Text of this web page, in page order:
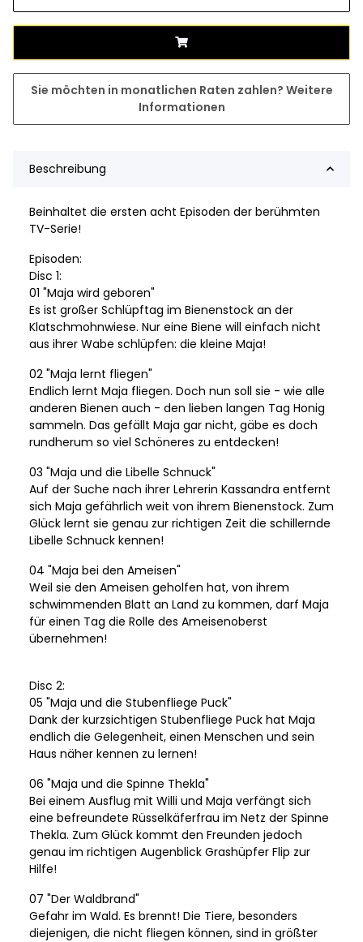
Sie möchten in monatlichen Raten zahlen? Weitere
Informationen
Beschreibung
Beinhaltet die ersten acht Episoden der berühmten
TV-Serie!
Episoden:
Disc 1:
01 "Maja wird geboren"
Es ist großer Schlüpftag im Bienenstock an der
Klatschmohnwiese. Nur eine Biene will einfach nicht
aus ihrer Wabe schlüpfen: die kleine Maja!
02 "Maja lernt fliegen"
Endlich lernt Maja fliegen. Doch nun soll sie - wie alle
anderen Bienen auch - den lieben langen Tag Honig
sammeln. Das gefällt Maja gar nicht, gäbe es doch
rundherum so viel Schöneres zu entdecken!
03 "Maja und die Libelle Schnuck"
Auf der Suche nach ihrer Lehrerin Kassandra entfernt
sich Maja gefährlich weit von ihrem Bienenstock. Zum
Glück lernt sie genau zur richtigen Zeit die schillernde
Libelle Schnuck kennen!
04 "Maja bei den Ameisen"
Weil sie den Ameisen geholfen hat, von ihrem
schwimmenden Blatt an Land zu kommen, darf Maja
für einen Tag die Rolle des Ameisenoberst
übernehmen!
Disc 2:
05 "Maja und die Stubenfliege Puck"
Dank der kurzsichtigen Stubenfliege Puck hat Maja
endlich die Gelegenheit, einen Menschen und sein
Haus näher kennen zu lernen!
06 "Maja und die Spinne Thekla"
Bei einem Ausflug mit Willi und Maja verfängt sich
eine befreundete Rüsselkäferfrau im Netz der Spinne
Thekla. Zum Glück kommt den Freunden jedoch
genau im richtigen Augenblick Grashüpfer Flip zur
Hilfe!
07 "Der Waldbrand"
Gefahr im Wald. Es brennt! Die Tiere, besonders
diejenigen, die nicht fliegen können, sind in größter